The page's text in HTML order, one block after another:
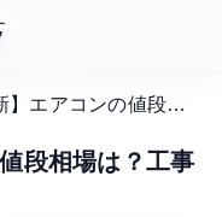
【2026年最新】エアコンの値段相場は？工事費込みの目安を解説
段相場は？工事